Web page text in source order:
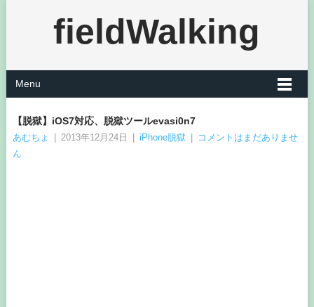
fieldWalking
Menu
【脱獄】iOS7対応、脱獄ツールevasi0n7
あむちょ 2013年12月24日 iPhone脱獄
コメントはまだありませ
ん